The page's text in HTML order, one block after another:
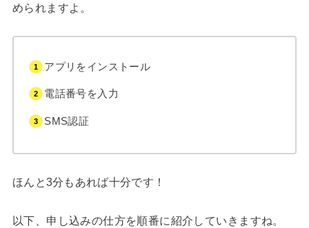
められますよ。
アプリをインストール
電話番号を入力
SMS認証
ほんと3分もあれば十分です！
以下、申し込みの仕方を順番に紹介していきますね。